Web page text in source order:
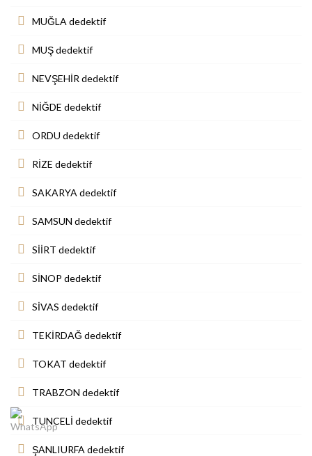
MUĞLA dedektif
MUŞ dedektif
NEVŞEHİR dedektif
NİĞDE dedektif
ORDU dedektif
RİZE dedektif
SAKARYA dedektif
SAMSUN dedektif
SİİRT dedektif
SİNOP dedektif
SİVAS dedektif
TEKİRDAĞ dedektif
TOKAT dedektif
TRABZON dedektif
TUNCELİ dedektif
ŞANLIURFA dedektif